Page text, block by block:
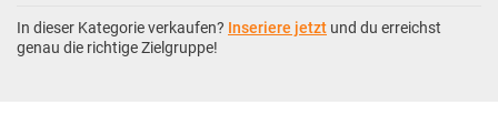
In dieser Kategorie verkaufen? Inseriere jetzt und du erreichst
genau die richtige Zielgruppe!